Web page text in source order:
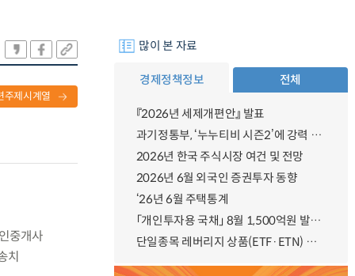
주제시계열
중개사
치
많이 본 자료
경제정책정보 전체
『2026년 세제개편안』 발표
과기정통부, ‘누누티비 시즌2’에 강력 대응 의지 밝혀
2026년 한국 주식시장 여건 및 전망
2026년 6월 외국인 증권투자 동향
‘26년 6월 주택통계
「개인투자용 국채」 8월 1,500억원 발행 예정
단일종목 레버리지 상품(ETF·ETN) 기본예탁금 강화 조기시행 방안 안내